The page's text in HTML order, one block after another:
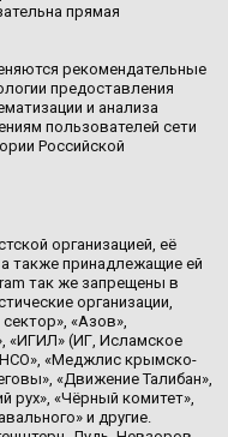
прямая
рекомендательные
предоставления
и анализа
пользователей сети
Российской
организацией, её
также принадлежащие ей
так же запрещены в
организации,
«Азов»,
«ИГИЛ» (ИГ, Исламское
«Меджлис крымско-
«Движение Талибан»,
рух», «Чёрный комитет»,
и другие.